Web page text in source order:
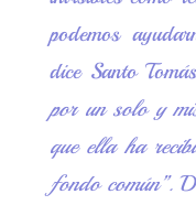
podemos
dice Santo
por un solo y
que ella ha
fondo común”.